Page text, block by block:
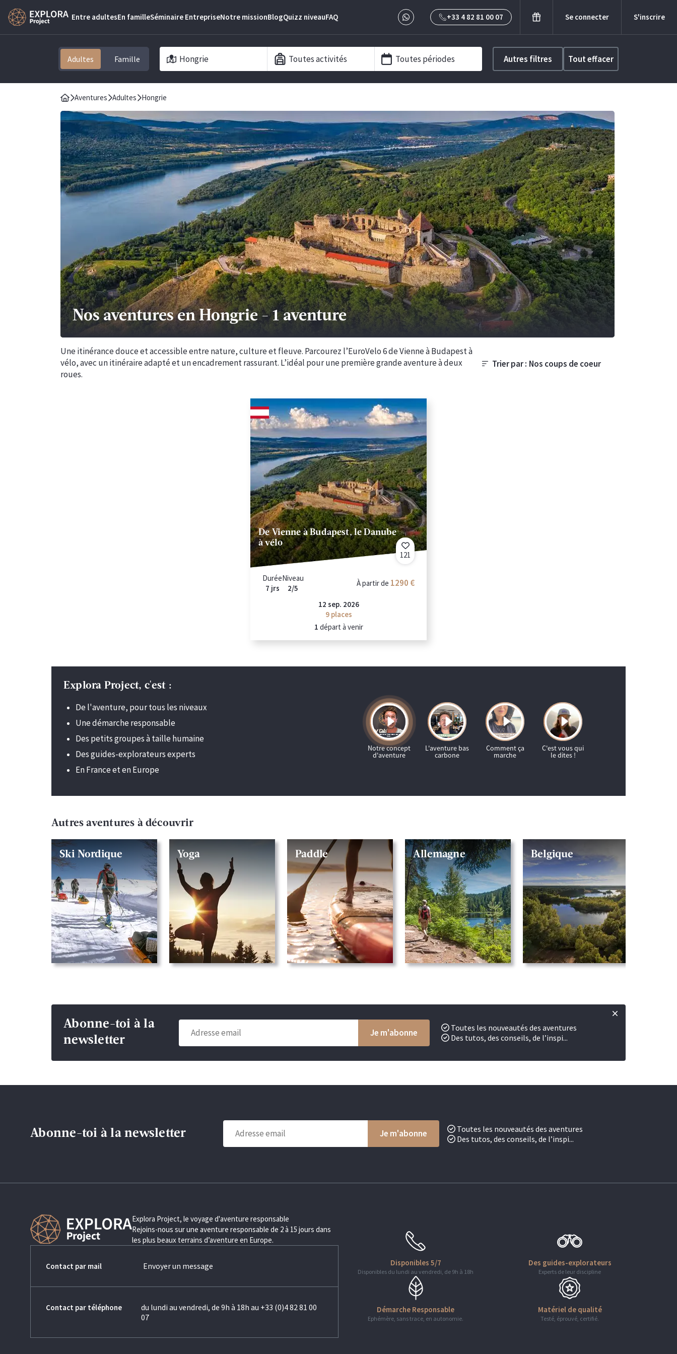
Entre adultesEn familleSéminaire EntrepriseNotre missionBlogQuizz niveauFAQ +33 4 82 81 00 07 Se connecter S'inscrire
Adultes Hongrie Toutes activités Toutes périodes Autres filtres Tout effacer
Aventures Adultes Hongrie
Nos aventures en Hongrie-1 aventure
Une itinérance douce et accessible entre nature, culture et fleuve. Parcourez l’EuroVelo 6 de Vienne à Budapest à
vélo, avec un itinéraire adapté et un encadrement rassurant. L’idéal pour une première grande aventure à deux
roues.
Trier par :
De Vienne à Budapest, le Danube
à vélo
121
Durée
7 jrs
Niveau
2/5
À partir de 1290 €
12 sep. 2026
9places
1 départ à venir
Explora Project, c'est :
De l'aventure, pour tous les niveaux
Une démarche responsable
Des petits groupes à taille humaine
Des guides-explorateurs experts
En France et en Europe
Autres aventures à découvrir
Ski Nordique Yoga Paddle Allemagne Belgique
Abonne-toi à la
newsletter
Toutes les nouveautés des aventures
Des tutos, des conseils, de l’inspi...
Abonne-toi à la newsletter
Toutes les nouveautés des aventures
Des tutos, des conseils, de l’inspi...
Explora Project, le voyage d'aventure responsable
Rejoins-nous sur une aventure responsable de 2 à 15 jours dans
les plus beaux terrains d’aventure en Europe.
Contact par mail Envoyer un message
Contact par téléphone
du lundi au vendredi, de 9h à 18h au +33 (0)4 82 81 00
07
Disponibles 5/7
Disponibles du lundi au vendredi, de 9h à 18h
Des guides-explorateurs
Experts de leur discipline
Démarche Responsable
Ephémère, sans trace, en autonomie.
Matériel de qualité
Testé, éprouvé, certifié.